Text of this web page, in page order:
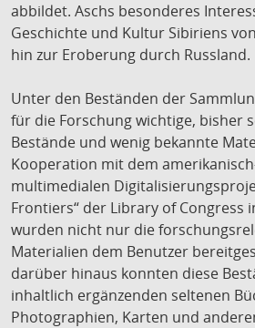
abbildet. Aschs besonderes
Geschichte und Kultur Sibiriens
hin zur Eroberung durch Russland.
Unter den Beständen der
für die Forschung wichtige, bisher
Bestände und wenig bekannte
Kooperation mit dem
multimedialen
Frontiers“ der Library of Congress
wurden nicht nur die
Materialien dem Benutzer
darüber hinaus konnten diese
inhaltlich ergänzenden seltenen
Photographien, Karten und